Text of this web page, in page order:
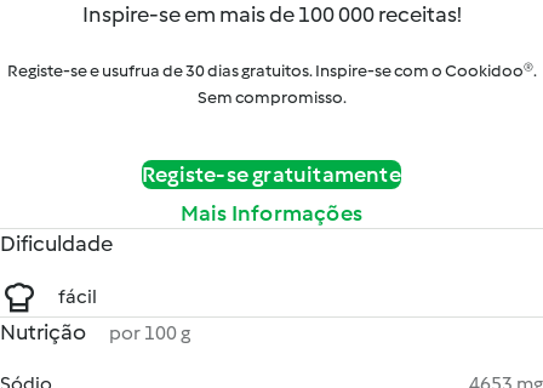
Inspire-se em mais de 100 000 receitas!
Registe-se e usufrua de 30 dias gratuitos. Inspire-se com o Cookidoo®.
Sem compromisso.
Registe-se gratuitamente
Mais Informações
Dificuldade
fácil
Nutrição por 100 g